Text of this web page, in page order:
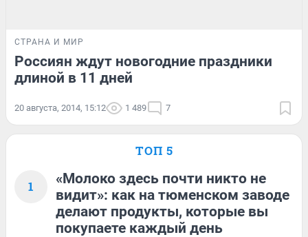
СТРАНА И МИР
Россиян ждут новогодние праздники
длиной в 11 дней
20 августа, 2014, 15:12 1 489 7
ТОП 5
1
«Молоко здесь почти никто не
видит»: как на тюменском заводе
делают продукты, которые вы
покупаете каждый день